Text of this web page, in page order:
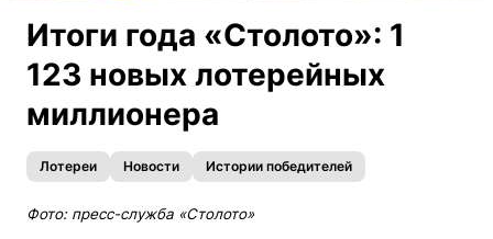
Итоги года «Столото»: 1
123 новых лотерейных
миллионера
Лотереи Новости Истории победителей
Фото: пресс-служба «Столото»